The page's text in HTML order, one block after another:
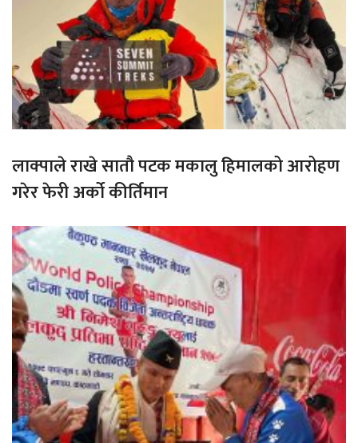
लाक्पाले राखे सातौ पटक मकालु हिमालको आरोहण
गरेर फेरी अर्को कीर्तिमान